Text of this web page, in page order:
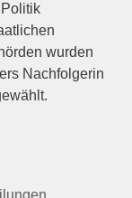
wurden
Nachfolgerin